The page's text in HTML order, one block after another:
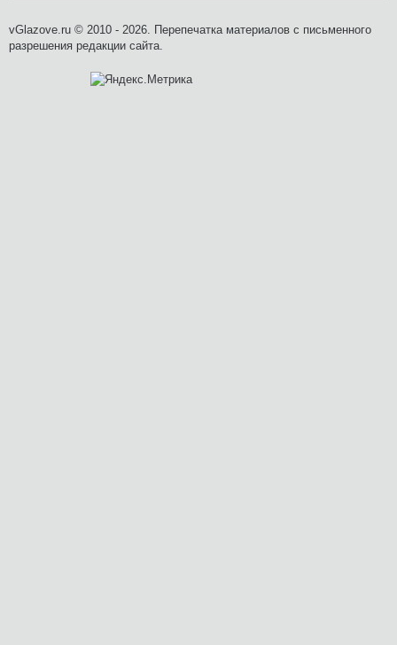
vGlazove.ru © 2010 - 2026. Перепечатка материалов с письменного
разрешения редакции сайта.